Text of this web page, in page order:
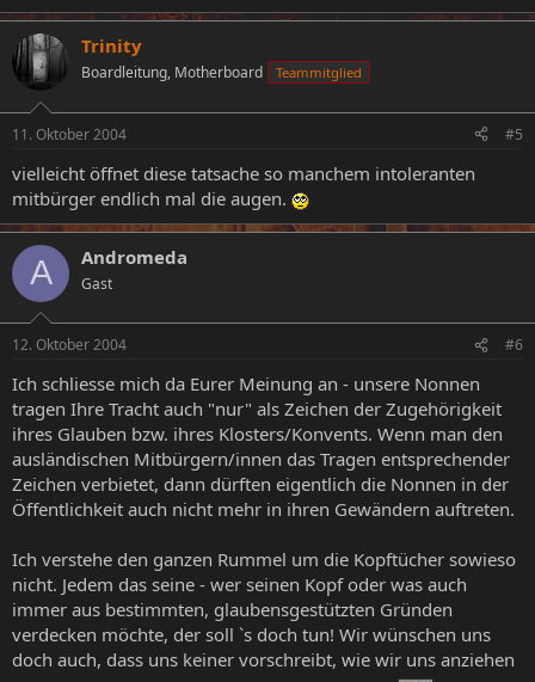
Trinity
Boardleitung, Motherboard Teammitglied
11. Oktober 2004 #5
vielleicht öffnet diese tatsache so manchem intoleranten
mitbürger endlich mal die augen.
A Andromeda
Gast
12. Oktober 2004 #6
Ich schliesse mich da Eurer Meinung an - unsere Nonnen
tragen Ihre Tracht auch "nur" als Zeichen der Zugehörigkeit
ihres Glauben bzw. ihres Klosters/Konvents. Wenn man den
ausländischen Mitbürgern/innen das Tragen entsprechender
Zeichen verbietet, dann dürften eigentlich die Nonnen in der
Öffentlichkeit auch nicht mehr in ihren Gewändern auftreten.
Ich verstehe den ganzen Rummel um die Kopftücher sowieso
nicht. Jedem das seine - wer seinen Kopf oder was auch
immer aus bestimmten, glaubensgestützten Gründen
verdecken möchte, der soll `s doch tun! Wir wünschen uns
doch auch, dass uns keiner vorschreibt, wie wir uns anziehen